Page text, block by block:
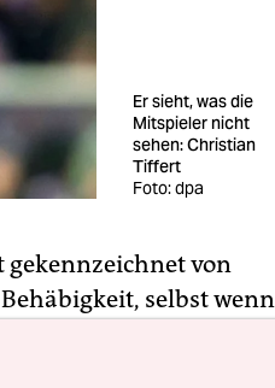
Er sieht, was die
Mitspieler nicht
sehen: Christian
Tiffert
Foto: dpa
gekennzeichnet von
selbst wenn